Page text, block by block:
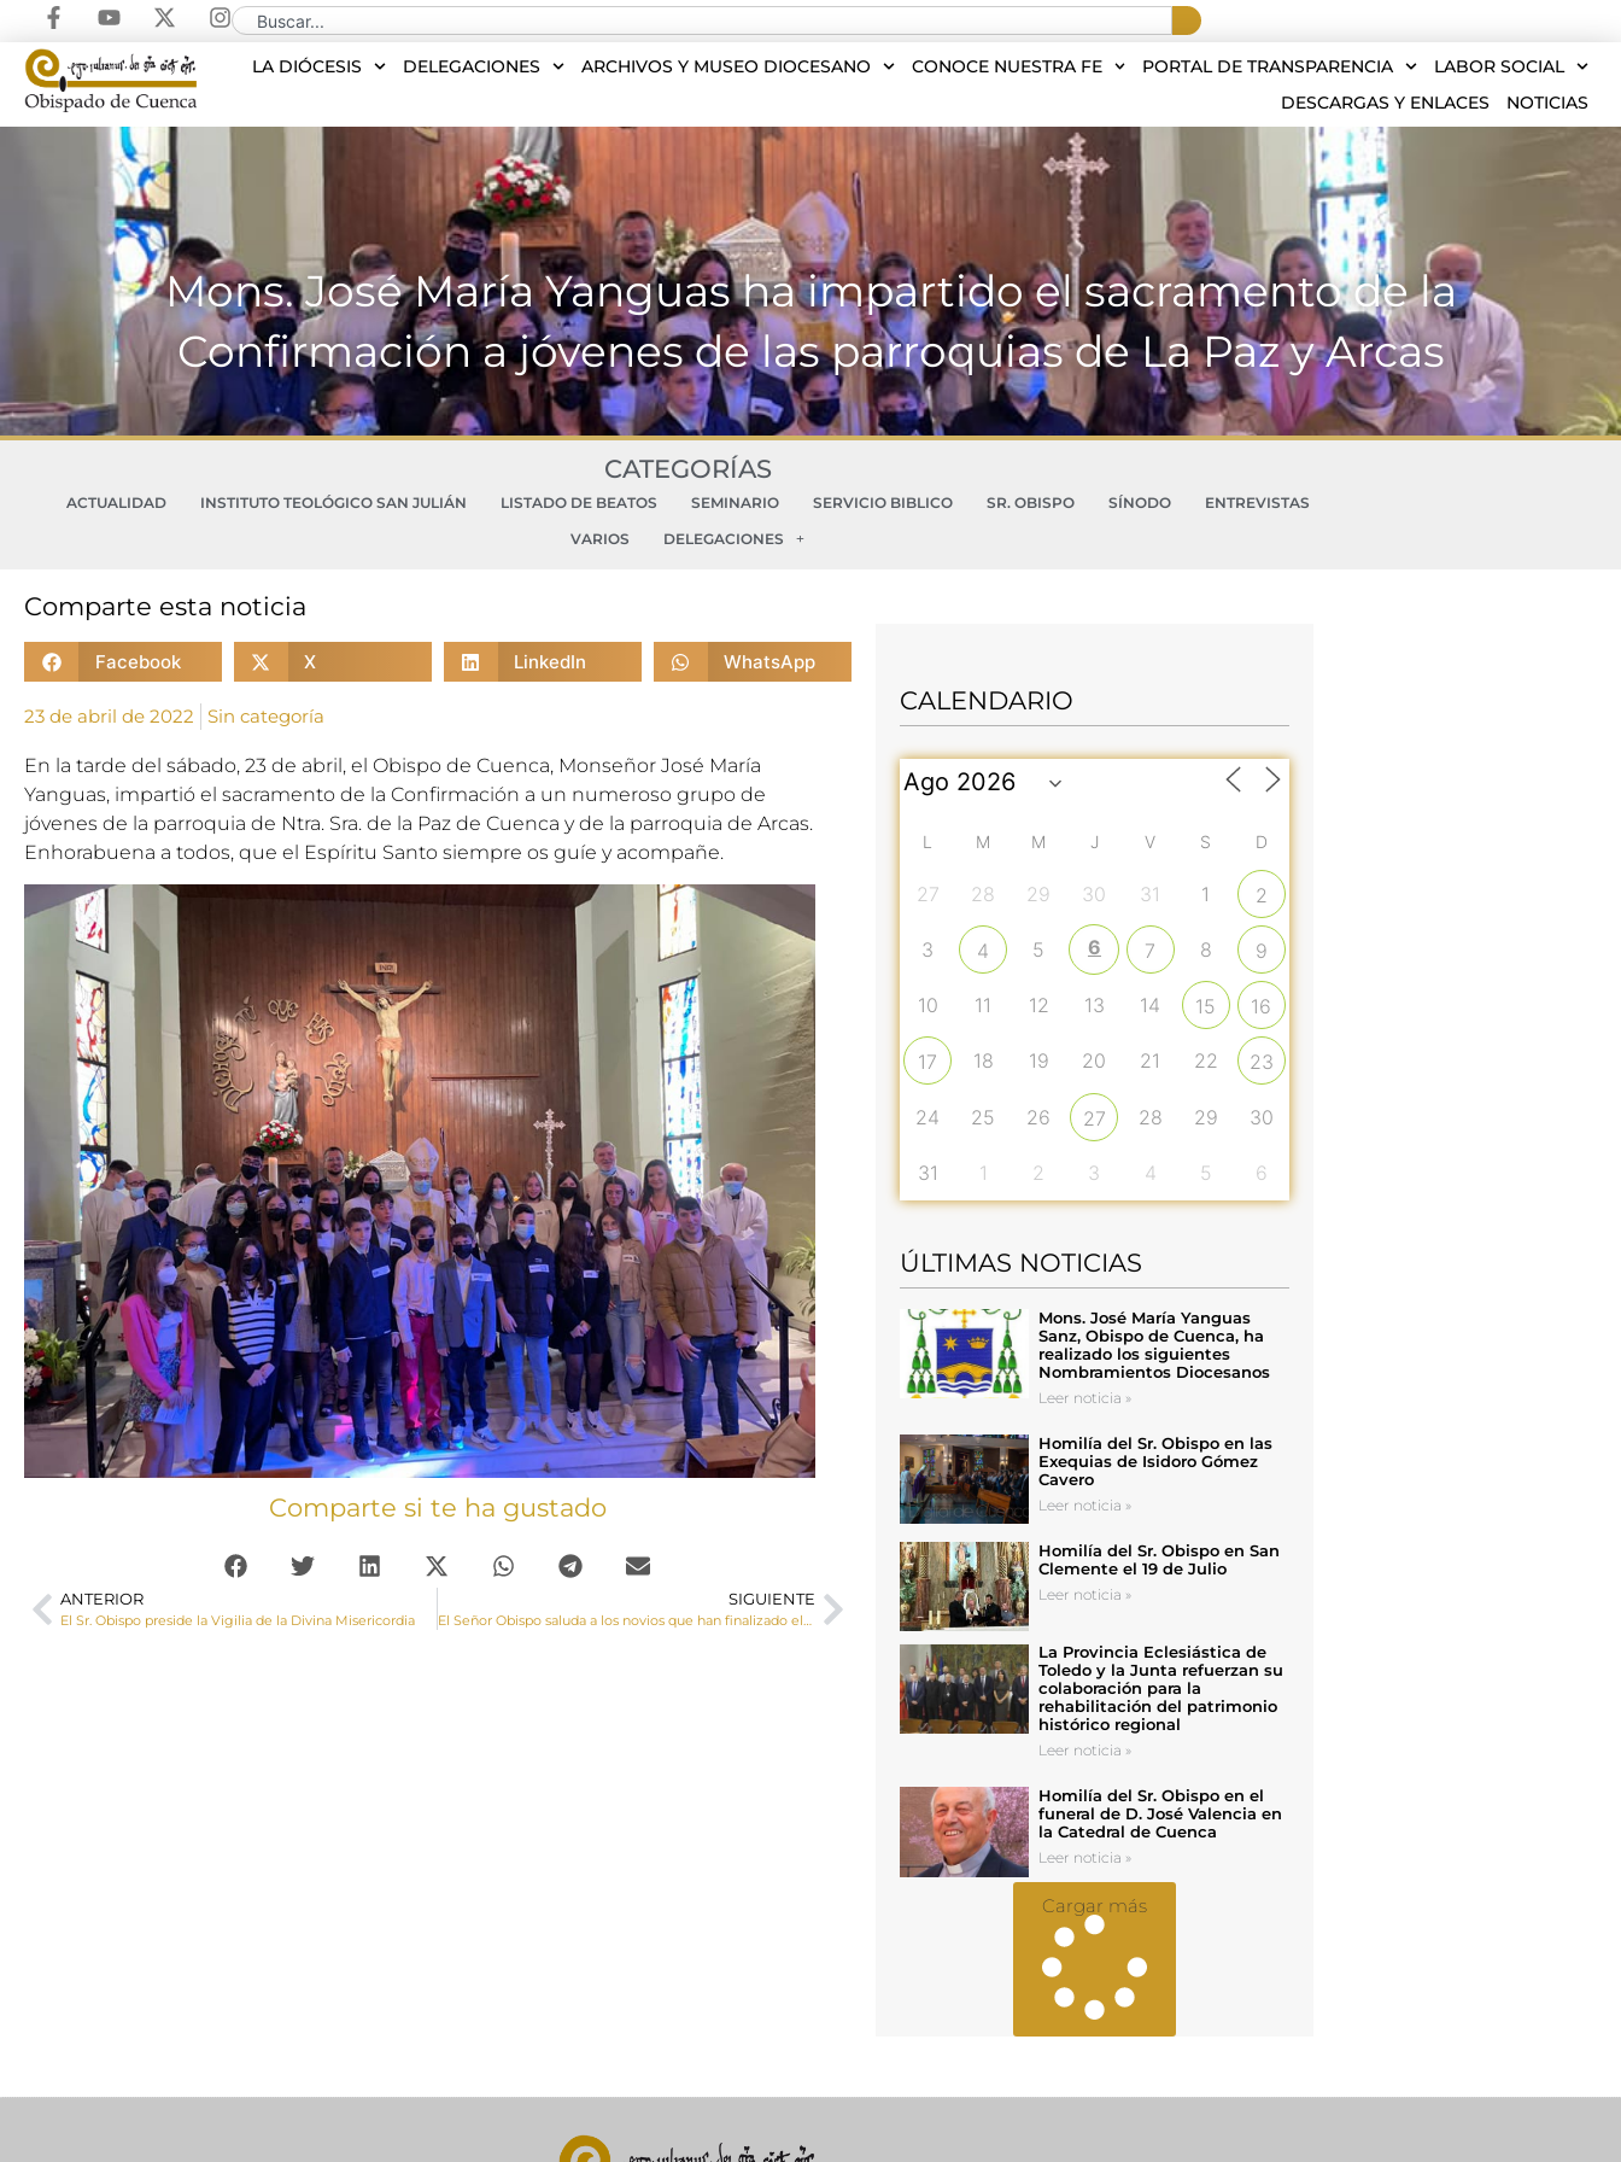
LA DIÓCESIS DELEGACIONES ARCHIVOS Y MUSEO DIOCESANO CONOCE NUESTRA FE PORTAL DE TRANSPARENCIA
LABOR SOCIAL
DESCARGAS Y ENLACES
NOTICIAS
Mons. José María Yanguas ha impartido el sacramento de la
Confirmación a jóvenes de las parroquias de La Paz y Arcas
CATEGORÍAS
ACTUALIDAD INSTITUTO TEOLÓGICO SAN JULIÁN LISTADO DE BEATOS SEMINARIO SERVICIO BIBLICO SR. OBISPO SÍNODO
ENTREVISTAS
VARIOS
DELEGACIONES
Comparte esta noticia
Facebook X LinkedIn WhatsApp
23 de abril de 2022 Sin categoría
En la tarde del sábado, 23 de abril, el Obispo de Cuenca, Monseñor José María
Yanguas, impartió el sacramento de la Confirmación a un numeroso grupo de
jóvenes de la parroquia de Ntra. Sra. de la Paz de Cuenca y de la parroquia de Arcas.
Enhorabuena a todos, que el Espíritu Santo siempre os guíe y acompañe.
Comparte si te ha gustado
ANTERIOR
El Sr. Obispo preside la Vigilia de la Divina Misericordia
SIGUIENTE
El Señor Obispo saluda a los novios que han finalizado el Cursillo Prematrimonial
CALENDARIO
L M M J V S D
27 28 29 30 31 1 2
3 4 5 6 7 8 9
10 11 12 13 14 15 16
17 18 19 20 21 22 23
24 25 26 27 28 29 30
31 1 2 3 4 5 6
ÚLTIMAS NOTICIAS
Mons. José María Yanguas
Sanz, Obispo de Cuenca, ha
realizado los siguientes
Nombramientos Diocesanos
Leer noticia »
Homilía del Sr. Obispo en las
Exequias de Isidoro Gómez
Cavero
Leer noticia »
Homilía del Sr. Obispo en San
Clemente el 19 de Julio
Leer noticia »
La Provincia Eclesiástica de
Toledo y la Junta refuerzan su
colaboración para la
rehabilitación del patrimonio
histórico regional
Leer noticia »
Homilía del Sr. Obispo en el
funeral de D. José Valencia en
la Catedral de Cuenca
Leer noticia »
Cargar más